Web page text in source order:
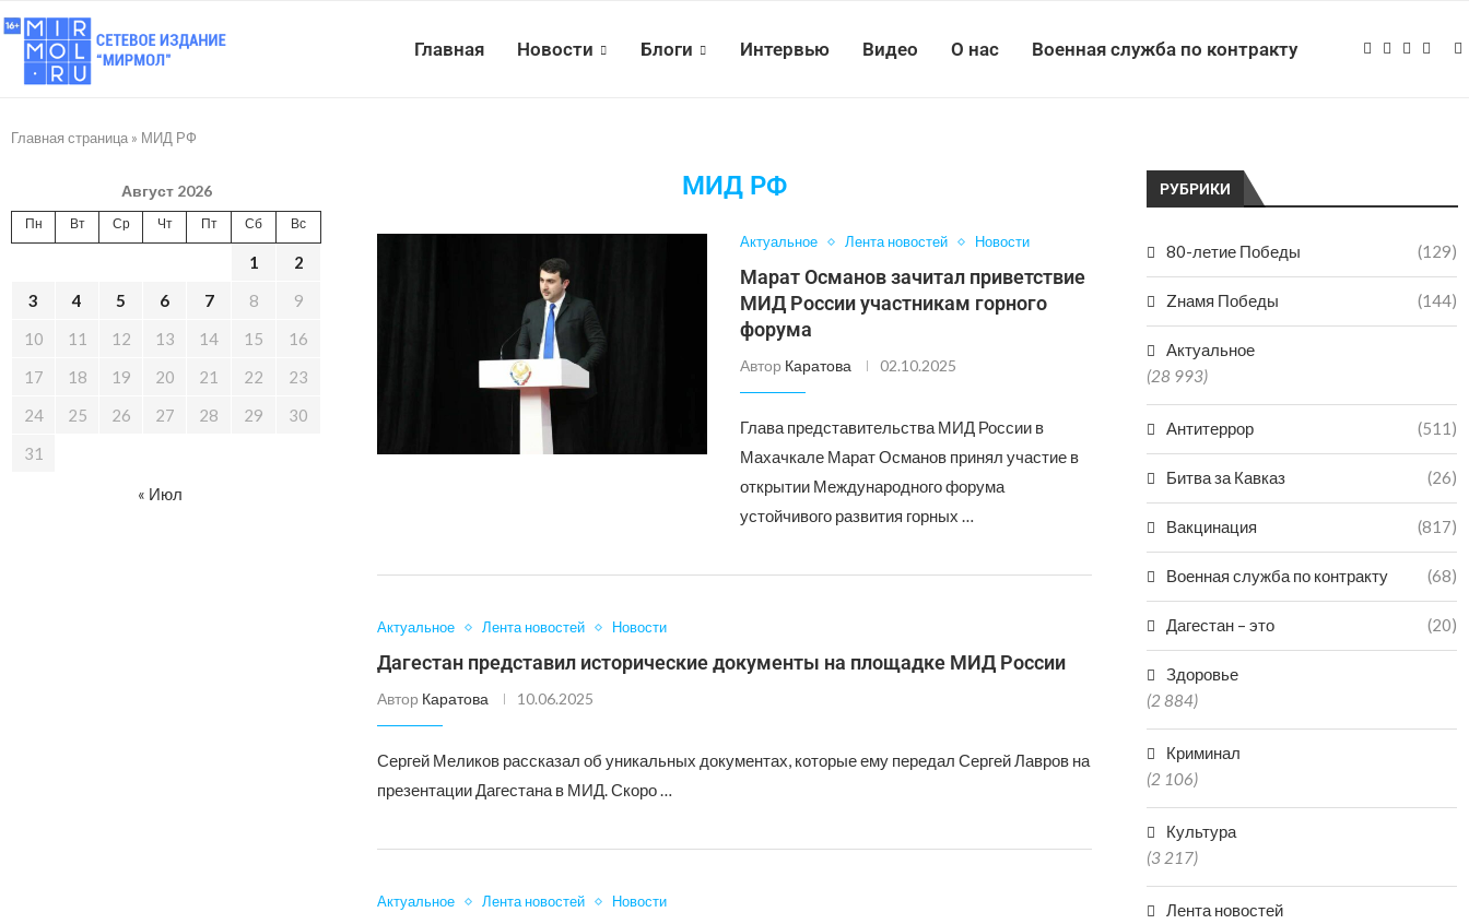
Главная Новости Блоги Интервью Видео О нас Военная служба по контракту
Главная страница » МИД РФ
МИД РФ
Актуальное Лента новостей Новости
Марат Османов зачитал приветствие
МИД России участникам горного
форума
Автор Каратова 02.10.2025
Глава представительства МИД России в
Махачкале Марат Османов принял участие в
открытии Международного форума
устойчивого развития горных …
Актуальное Лента новостей Новости
Дагестан представил исторические документы на площадке МИД России
Автор Каратова 10.06.2025
Сергей Меликов рассказал об уникальных документах, которые ему передал Сергей Лавров на
презентации Дагестана в МИД. Скоро …
Актуальное Лента новостей Новости
РУБРИКИ
80-летие Победы (129)
Zнамя Победы (144)
Актуальное
(28 993)
Антитеррор (511)
Битва за Кавказ (26)
Вакцинация (817)
Военная служба по контракту (68)
Дагестан – это (20)
Здоровье
(2 884)
Криминал
(2 106)
Культура
(3 217)
Лента новостей
Август 2026
Пн Вт Ср Чт Пт Сб Вс
1
2
3
4 5 6 7 8
9
10
11 12 13 14 15
16
17
18 19 20 21 22
23
24
25 26 27 28 29
30
31
« Июл